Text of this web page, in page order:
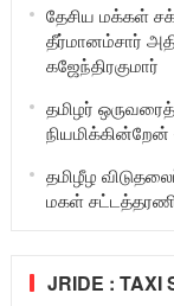
தேசிய மக்கள்
தீர்மானம்சார்
கஜேந்திரகுமார்
தமிழர்
நியமிக்கின்றேன்
தமிழீழ
மகள்
JRIDE : TAXI